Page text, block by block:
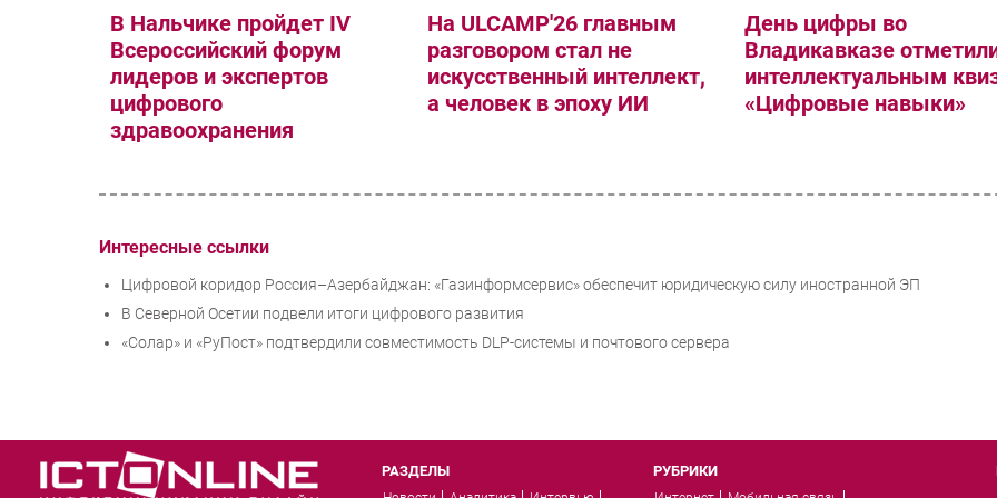
В Нальчике пройдет IV
Всероссийский форум
лидеров и экспертов
цифрового
здравоохранения
На ULCAMP'26 главным
разговором стал не
искусственный интеллект,
а человек в эпоху ИИ
День цифры во
Владикавказе
интеллектуальным
«Цифровые навыки»
Интересные ссылки
Цифровой коридор Россия–Азербайджан: «Газинформсервис» обеспечит юридическую силу иностранной ЭП
В Северной Осетии подвели итоги цифрового развития
«Солар» и «РуПост» подтвердили совместимость DLP-системы и почтового сервера
РАЗДЕЛЫ РУБРИКИ